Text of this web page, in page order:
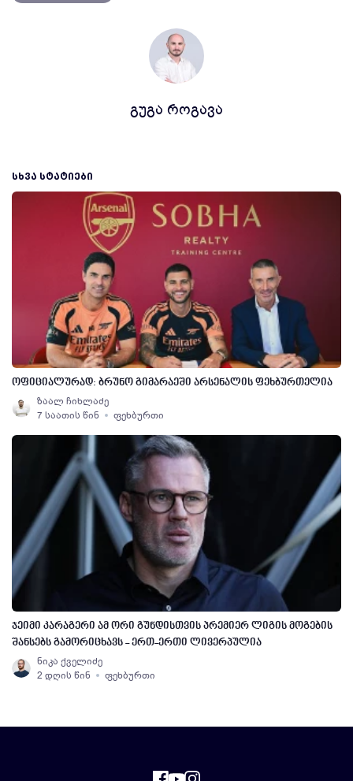
გუგა როგავა
ᲡᲮᲕᲐ ᲡᲢᲐᲢᲘᲔᲑᲘ
ოფიციალურად: ბრუნო გიმარაეში არსენალის ფეხბურთელია
ზაალ ჩიხლაძე
7 საათის წინ
ფეხბურთი
ჯეიმი კარაგერი ამ ორი გუნდისთვის პრემიერ ლიგის მოგების
შანსებს გამორიცხავს - ერთ-ერთი ლივერპულია
ნიკა ქველიძე
2 დღის წინ
ფეხბურთი